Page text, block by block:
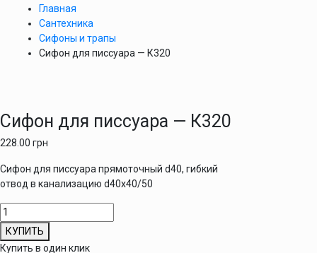
Главная
Сантехника
Сифоны и трапы
Сифон для писсуара — К320
Сифон для писсуара — К320
228.00 грн
Сифон для писсуара прямоточный d40, гибкий
отвод в канализацию d40х40/50
Количество
товара
Сифон
КУПИТЬ
Купить в один клик